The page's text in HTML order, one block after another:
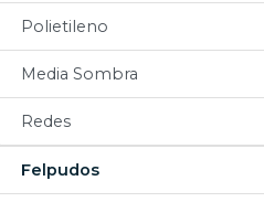
Polietileno
Media Sombra
Redes
Felpudos